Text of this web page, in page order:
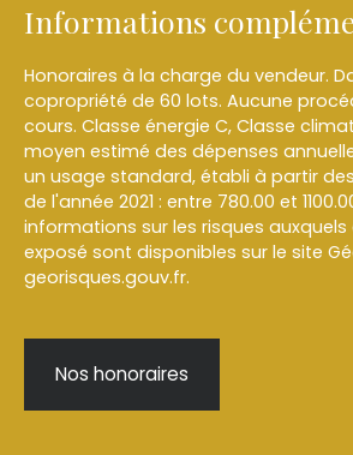
Informations
Honoraires à la charge du vendeur.
copropriété de 60 lots. Aucune
cours. Classe énergie C, Classe
moyen estimé des dépenses
un usage standard, établi à partir
de l'année 2021 : entre 780.00 et
informations sur les risques auxquels
exposé sont disponibles sur le site
georisques.gouv.fr.
Nos honoraires